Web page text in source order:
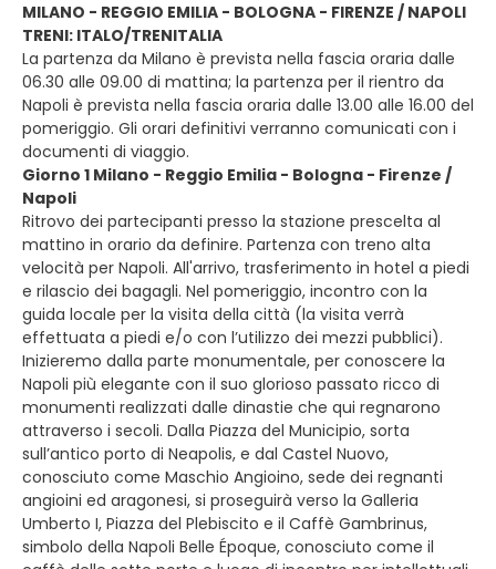
MILANO - REGGIO EMILIA - BOLOGNA - FIRENZE / NAPOLI
TRENI: ITALO/TRENITALIA
La partenza da Milano è prevista nella fascia oraria dalle
06.30 alle 09.00 di mattina; la partenza per il rientro da
Napoli è prevista nella fascia oraria dalle 13.00 alle 16.00 del
pomeriggio. Gli orari definitivi verranno comunicati con i
documenti di viaggio.
Giorno 1 Milano - Reggio Emilia - Bologna - Firenze /
Napoli
Ritrovo dei partecipanti presso la stazione prescelta al
mattino in orario da definire. Partenza con treno alta
velocità per Napoli. All'arrivo, trasferimento in hotel a piedi
e rilascio dei bagagli. Nel pomeriggio, incontro con la
guida locale per la visita della città (la visita verrà
effettuata a piedi e/o con l’utilizzo dei mezzi pubblici).
Inizieremo dalla parte monumentale, per conoscere la
Napoli più elegante con il suo glorioso passato ricco di
monumenti realizzati dalle dinastie che qui regnarono
attraverso i secoli. Dalla Piazza del Municipio, sorta
sull’antico porto di Neapolis, e dal Castel Nuovo,
conosciuto come Maschio Angioino, sede dei regnanti
angioini ed aragonesi, si proseguirà verso la Galleria
Umberto I, Piazza del Plebiscito e il Caffè Gambrinus,
simbolo della Napoli Belle Époque, conosciuto come il